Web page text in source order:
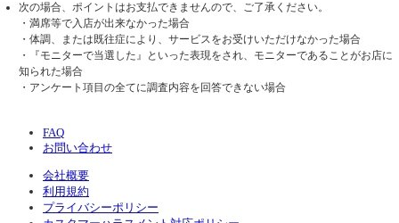
次の場合、ポイントはお支払できませんので、ご了承ください。
・満席等で入店が出来なかった場合
・体調、または既往症により、サービスをお受けいただけなかった場合
・『モニターで当選した』といった表現をされ、モニターであることがお店に
知られた場合
・アンケート項目の全てに調査内容を回答できない場合
FAQ
お問い合わせ
会社概要
利用規約
プライバシーポリシー